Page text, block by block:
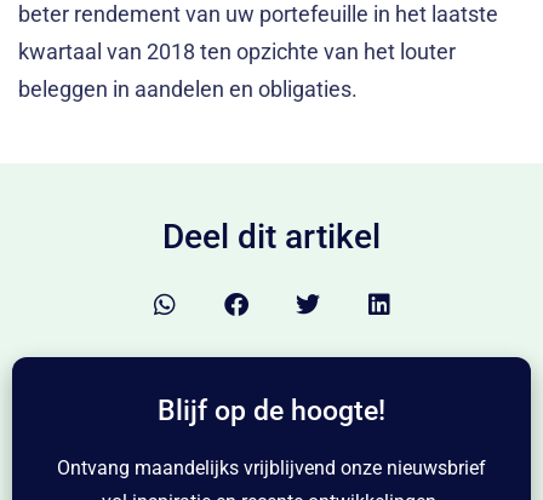
beter rendement van uw portefeuille in het laatste
kwartaal van 2018 ten opzichte van het louter
beleggen in aandelen en obligaties.
Deel dit artikel
Blijf op de hoogte!
Ontvang maandelijks vrijblijvend onze nieuwsbrief